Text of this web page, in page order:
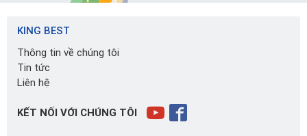
KING BEST
Thông tin về chúng tôi
Tin tức
Liên hệ
KẾT NỐI VỚI CHÚNG TÔI